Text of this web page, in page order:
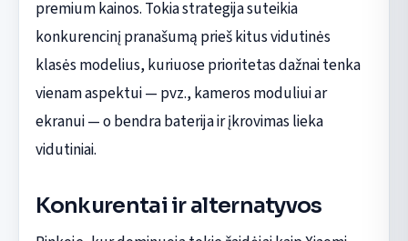
premium kainos. Tokia strategija suteikia
konkurencinį pranašumą prieš kitus vidutinės
klasės modelius, kuriuose prioritetas dažnai tenka
vienam aspektui — pvz., kameros moduliui ar
ekranui — o bendra baterija ir įkrovimas lieka
vidutiniai.
Konkurentai ir alternatyvos